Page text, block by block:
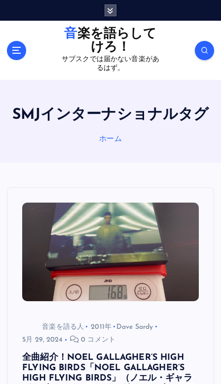
音楽を語らして
けろ！
サブスクでは届かない音楽があ
るはず。
SMJインターナショナルタグ
ホーム
音楽を語る人 2011年
Dave Sardy
5月 29, 2024
0 コメント
全曲紹介！NOEL GALLAGHER’S HIGH
FLYING BIRDS「NOEL GALLAGHER’S
HIGH FLYING BIRDS」（ノエル・ギャラ